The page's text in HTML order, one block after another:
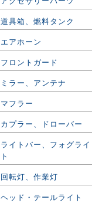
道具箱、燃料タンク
エアホーン
フロントガード
ミラー、アンテナ
マフラー
カプラー、ドローバー
ライトバー、フォグライ
ト
回転灯、作業灯
ヘッド・テールライト